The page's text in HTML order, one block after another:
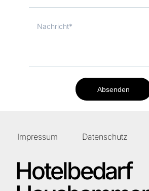
Absenden
Impressum Datenschutz
Hotelbedarf